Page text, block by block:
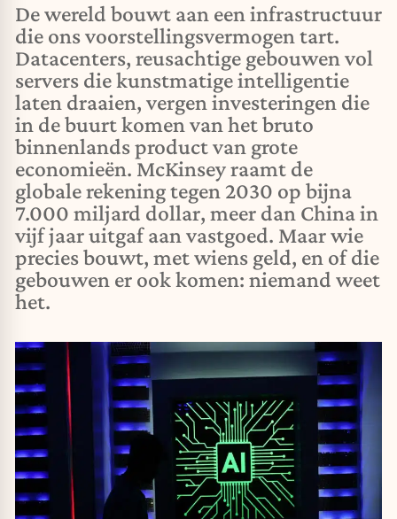
De wereld bouwt aan een infrastructuur
die ons voorstellingsvermogen tart.
Datacenters, reusachtige gebouwen vol
servers die kunstmatige intelligentie
laten draaien, vergen investeringen die
in de buurt komen van het bruto
binnenlands product van grote
economieën. McKinsey raamt de
globale rekening tegen 2030 op bijna
7.000 miljard dollar, meer dan China in
vijf jaar uitgaf aan vastgoed. Maar wie
precies bouwt, met wiens geld, en of die
gebouwen er ook komen: niemand weet
het.